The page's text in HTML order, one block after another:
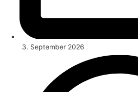
3. September 2026